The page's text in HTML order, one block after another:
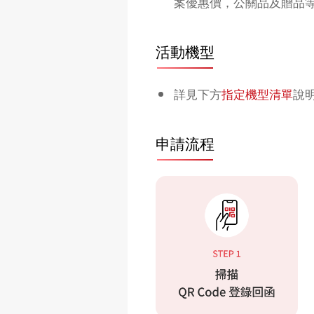
活動機型
詳見下方指定機型清單說
申請流程